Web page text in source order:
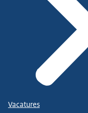
Vacatures